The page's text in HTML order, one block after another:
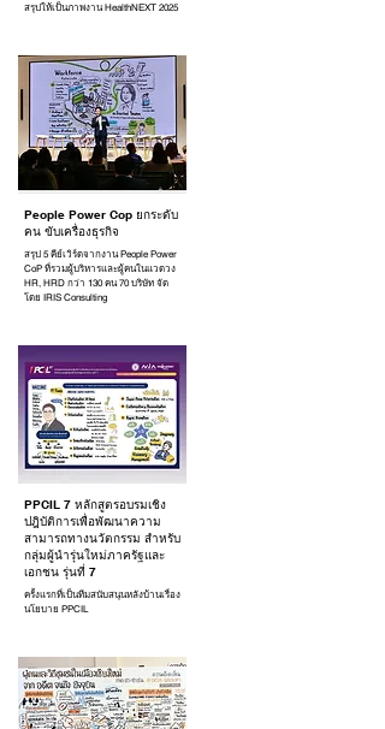
สรุปให้เป็นภาพงาน HealthNEXT 2025
People Power Cop ยกระดับ
คน ขับเครื่องธุรกิจ
สรุป 5 คีย์เวิร์ดจากงาน People Power
CoP ที่รวมผู้บริหารและผู้คนในแวดวง
HR, HRD กว่า 130 คน 70 บริษัท จัด
โดย IRIS Consulting
PPCIL 7 หลักสูตรอบรมเชิง
ปฎิบัติการเพื่อพัฒนาความ
สามารถทางนวัตกรรม สำหรับ
กลุ่มผู้นำรุ่นใหม่ภาครัฐและ
เอกชน รุ่นที่ 7
ครั้งแรกที่เป็นทีมสนับสนุนหลังบ้านเรื่อง
นโยบาย PPCIL